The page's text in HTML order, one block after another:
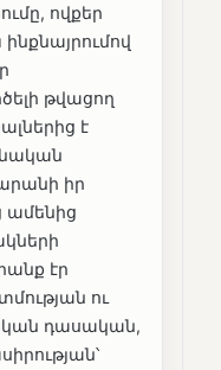
ովքեր
թվացող
է
իր
ամենից
էր
ու
դասական,